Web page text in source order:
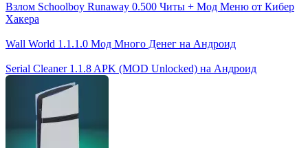
Взлом Schoolboy Runaway 0.500 Читы + Мод Меню от Кибер
Хакера
Wall World 1.1.1.0 Мод Много Денег на Андроид
Serial Cleaner 1.1.8 APK (MOD Unlocked) на Андроид